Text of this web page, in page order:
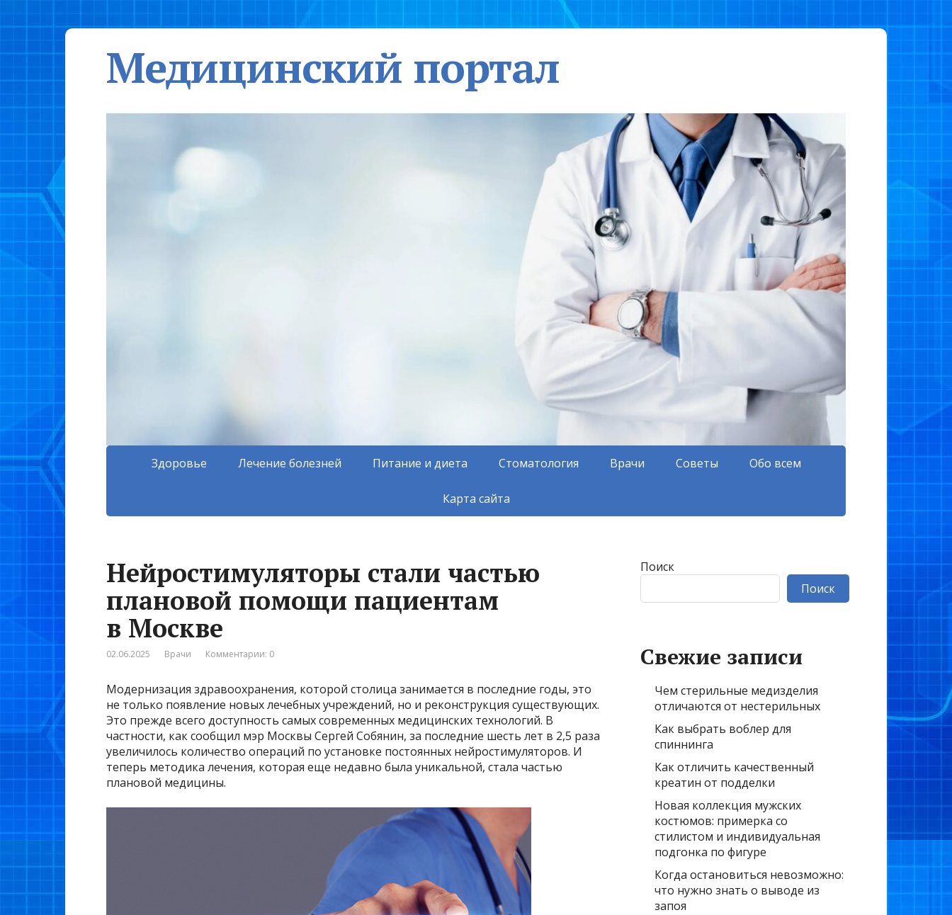
Медицинский портал
Здоровье Лечение болезней Питание и диета Стоматология Врачи Советы Обо всем
Карта сайта
Нейростимуляторы стали частью
плановой помощи пациентам
в Москве
02.06.2025 Врачи Комментарии: 0
Модернизация здравоохранения, которой столица занимается в последние годы, это
не только появление новых лечебных учреждений, но и реконструкция существующих.
Это прежде всего доступность самых современных медицинских технологий. В
частности, как сообщил мэр Москвы Сергей Собянин, за последние шесть лет в 2,5 раза
увеличилось количество операций по установке постоянных нейростимуляторов. И
теперь методика лечения, которая еще недавно была уникальной, стала частью
плановой медицины.
Поиск
Поиск
Свежие записи
Чем стерильные медизделия
отличаются от нестерильных
Как выбрать воблер для
спиннинга
Как отличить качественный
креатин от подделки
Новая коллекция мужских
костюмов: примерка со
стилистом и индивидуальная
подгонка по фигуре
Когда остановиться невозможно:
что нужно знать о выводе из
запоя